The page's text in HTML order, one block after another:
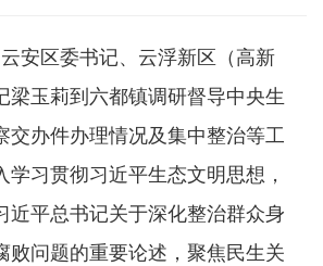
区委书记、云浮新区（高新
梁玉莉到六都镇调研督导中央生
交办件办理情况及集中整治等工
学习贯彻习近平生态文明思想，
近平总书记关于深化整治群众身
败问题的重要论述，聚焦民生关